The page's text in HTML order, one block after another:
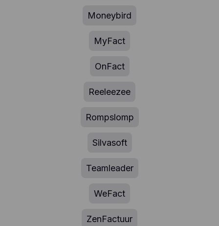
Moneybird
MyFact
OnFact
Reeleezee
Rompslomp
Silvasoft
Teamleader
WeFact
ZenFactuur